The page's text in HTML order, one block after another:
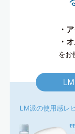
・
・
をお
LM派の使用感レ